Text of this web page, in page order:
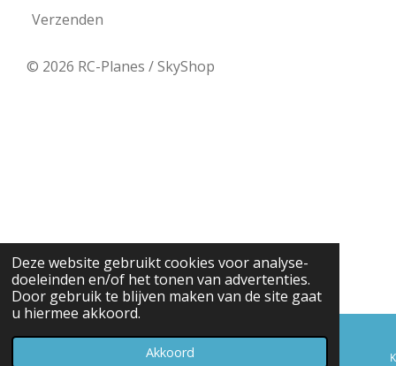
Deze website gebruikt cookies voor analyse-
doeleinden en/of het tonen van advertenties.
Door gebruik te blijven maken van de site gaat
u hiermee akkoord.
Akkoord
Verzenden
© 2026 RC-Planes / SkyShop